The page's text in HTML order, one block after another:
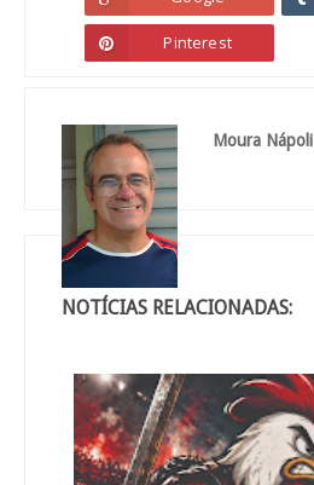
Pinterest
Moura Nápoli
NOTÍCIAS RELACIONADAS: